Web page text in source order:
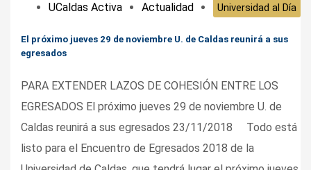
UCaldas Activa Actualidad Universidad al Día
El próximo jueves 29 de noviembre U. de Caldas reunirá a sus
egresados
PARA EXTENDER LAZOS DE COHESIÓN ENTRE LOS
EGRESADOS El próximo jueves 29 de noviembre U. de
Caldas reunirá a sus egresados 23/11/2018 Todo está
listo para el Encuentro de Egresados 2018 de la